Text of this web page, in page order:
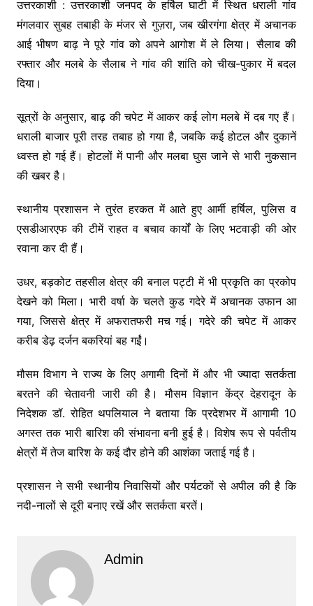
उत्तरकाशी : उत्तरकाशी जनपद के हर्षिल घाटी में स्थित धराली गांव
मंगलवार सुबह तबाही के मंजर से गुज़रा, जब खीरगंगा क्षेत्र में अचानक
आई भीषण बाढ़ ने पूरे गांव को अपने आगोश में ले लिया। सैलाब की
रफ्तार और मलबे के सैलाब ने गांव की शांति को चीख-पुकार में बदल
दिया।
सूत्रों के अनुसार, बाढ़ की चपेट में आकर कई लोग मलबे में दब गए हैं।
धराली बाजार पूरी तरह तबाह हो गया है, जबकि कई होटल और दुकानें
ध्वस्त हो गई हैं। होटलों में पानी और मलबा घुस जाने से भारी नुकसान
की खबर है।
स्थानीय प्रशासन ने तुरंत हरकत में आते हुए आर्मी हर्षिल, पुलिस व
एसडीआरएफ की टीमें राहत व बचाव कार्यों के लिए भटवाड़ी की ओर
रवाना कर दी हैं।
उधर, बड़कोट तहसील क्षेत्र की बनाल पट्टी में भी प्रकृति का प्रकोप
देखने को मिला। भारी वर्षा के चलते कुड गदेरे में अचानक उफान आ
गया, जिससे क्षेत्र में अफरातफरी मच गई। गदेरे की चपेट में आकर
करीब डेढ़ दर्जन बकरियां बह गईं।
मौसम विभाग ने राज्य के लिए अगामी दिनों में और भी ज्यादा सतर्कता
बरतने की चेतावनी जारी की है। मौसम विज्ञान केंद्र देहरादून के
निदेशक डॉ. रोहित थपलियाल ने बताया कि प्रदेशभर में आगामी 10
अगस्त तक भारी बारिश की संभावना बनी हुई है। विशेष रूप से पर्वतीय
क्षेत्रों में तेज बारिश के कई दौर होने की आशंका जताई गई है।
प्रशासन ने सभी स्थानीय निवासियों और पर्यटकों से अपील की है कि
नदी-नालों से दूरी बनाए रखें और सतर्कता बरतें।
Admin